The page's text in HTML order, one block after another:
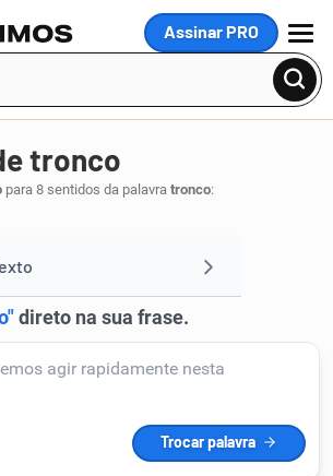
Assinar PRO
MENU
tronco
para 8 sentidos da palavra tronco: